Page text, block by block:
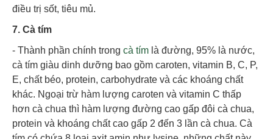
điều trị sốt, tiêu mủ.
7. Cà tím
- Thành phần chính trong cà tím là đường, 95% là nước,
cà tím giàu dinh dưỡng bao gồm caroten, vitamin B, C, P,
E, chất béo, protein, carbohydrate và các khoáng chất
khác. Ngoại trừ hàm lượng caroten và vitamin C thấp
hơn cà chua thì hàm lượng đường cao gấp đôi cà chua,
protein và khoáng chất cao gấp 2 đến 3 lần cà chua. Cà